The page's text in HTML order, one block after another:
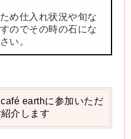
め仕入れ状況や旬な
のでその時の石にな
い。
café earthに参加いただ
介します